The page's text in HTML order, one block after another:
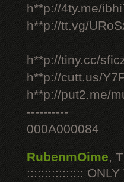
h**p://4ty.me/
h**p://tt.vg/
h**p://tiny.cc/
h**p://cutt.us/
h**p://put2.me/
----------
000A000084
RubenmOime,
::::::::::::::::